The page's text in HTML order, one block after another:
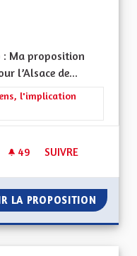
: Ma proposition
l’Alsace de...
: Les solidarités, les soins
l'implication
49 49 ABONNÉS
SUIVRE
LA PROPOSITION